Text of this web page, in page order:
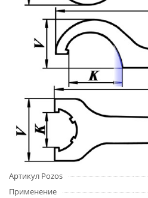
Артикул Pozos
Применение